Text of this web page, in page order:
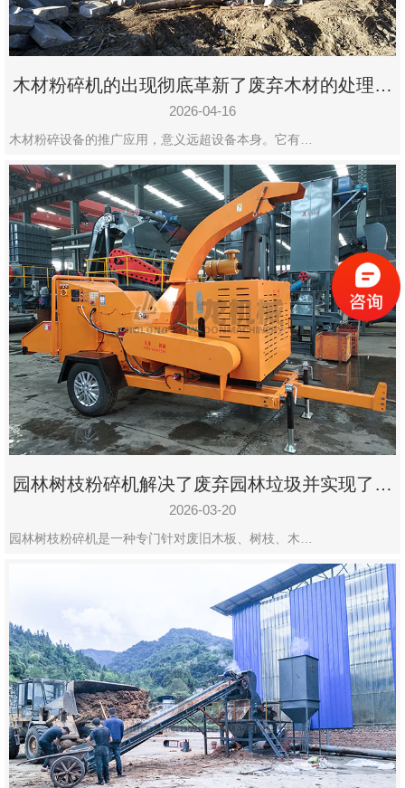
木材粉碎机的出现彻底革新了废弃木材的处理模
式
2026-04-16
木材粉碎设备的推广应用，意义远超设备本身。它有…
园林树枝粉碎机解决了废弃园林垃圾并实现了再
利用
2026-03-20
园林树枝粉碎机是一种专门针对废旧木板、树枝、木…